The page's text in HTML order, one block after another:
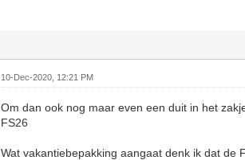
10-Dec-2020, 12:21 PM
Om dan ook nog maar even een duit in het
FS26
Wat vakantiebepakking aangaat denk ik dat de